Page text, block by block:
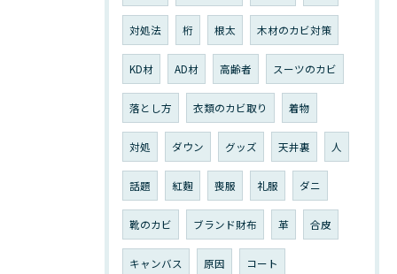
対処法 桁 根太 木材のカビ対策
KD材 AD材 高齢者 スーツのカビ
落とし方 衣類のカビ取り 着物
対処 ダウン グッズ 天井裏 人
話題 紅麴 喪服 礼服 ダニ
靴のカビ ブランド財布 革 合皮
キャンバス 原因 コート